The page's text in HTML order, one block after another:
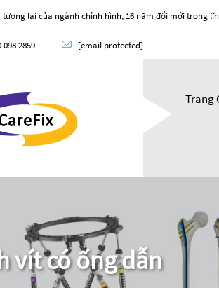
tương lai của ngành chỉnh hình, 16 năm đổi mới trong
098 2859
[email protected]
Trang
vít có ống dẫn